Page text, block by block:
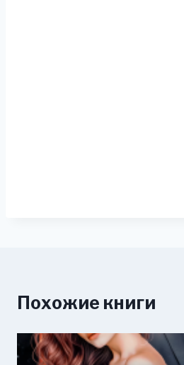
Похожие книги